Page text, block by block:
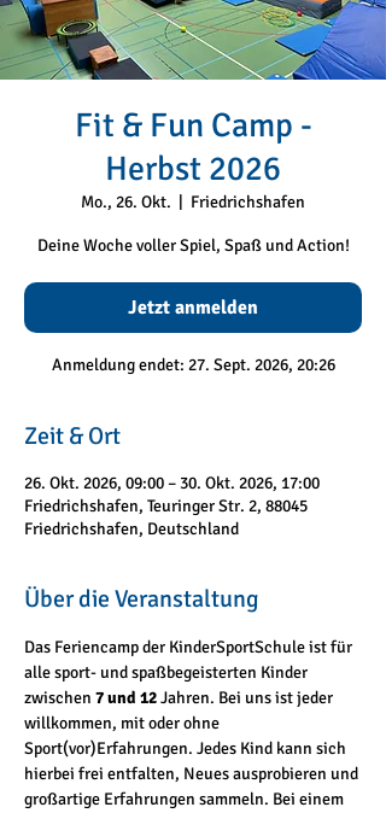
Fit & Fun Camp -
Herbst 2026
Mo., 26. Okt.
  |
Friedrichshafen
Deine Woche voller Spiel, Spaß und Action!
Jetzt anmelden
Anmeldung endet: 27. Sept. 2026, 20:26
Zeit & Ort
26. Okt. 2026, 09:00 – 30. Okt. 2026, 17:00
Friedrichshafen, Teuringer Str. 2, 88045
Friedrichshafen, Deutschland
Über die Veranstaltung
Das Feriencamp der KinderSportSchule ist für
alle sport- und spaßbegeisterten Kinder
zwischen 7 und 12 Jahren. Bei uns ist jeder
willkommen, mit oder ohne
Sport(vor)Erfahrungen. Jedes Kind kann sich
hierbei frei entfalten, Neues ausprobieren und
großartige Erfahrungen sammeln. Bei einem